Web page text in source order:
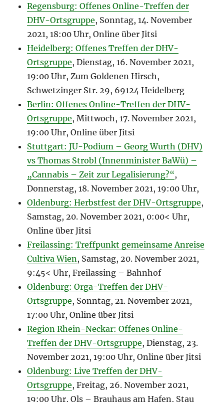
Regensburg: Offenes Online-Treffen der
DHV-Ortsgruppe, Sonntag, 14. November
2021, 18:00 Uhr, Online über Jitsi
Heidelberg: Offenes Treffen der DHV-
Ortsgruppe, Dienstag, 16. November 2021,
19:00 Uhr, Zum Goldenen Hirsch,
Schwetzinger Str. 29, 69124 Heidelberg
Berlin: Offenes Online-Treffen der DHV-
Ortsgruppe, Mittwoch, 17. November 2021,
19:00 Uhr, Online über Jitsi
Stuttgart: JU-Podium – Georg Wurth (DHV)
vs Thomas Strobl (Innenminister BaWü) –
„Cannabis – Zeit zur Legalisierung?“,
Donnerstag, 18. November 2021, 19:00 Uhr,
Oldenburg: Herbstfest der DHV-Ortsgruppe,
Samstag, 20. November 2021, 0:00< Uhr,
Online über Jitsi
Freilassing: Treffpunkt gemeinsame Anreise
Cultiva Wien, Samstag, 20. November 2021,
9:45< Uhr, Freilassing – Bahnhof
Oldenburg: Orga-Treffen der DHV-
Ortsgruppe, Sonntag, 21. November 2021,
17:00 Uhr, Online über Jitsi
Region Rhein-Neckar: Offenes Online-
Treffen der DHV-Ortsgruppe, Dienstag, 23.
November 2021, 19:00 Uhr, Online über Jitsi
Oldenburg: Live Treffen der DHV-
Ortsgruppe, Freitag, 26. November 2021,
19:00 Uhr, Ols – Brauhaus am Hafen, Stau